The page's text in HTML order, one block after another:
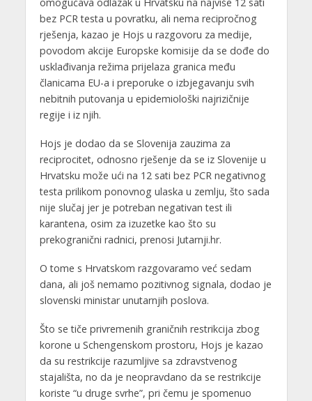
omogućava odlazak u Hrvatsku na najviše 12 sati
bez PCR testa u povratku, ali nema recipročnog
rješenja, kazao je Hojs u razgovoru za medije,
povodom akcije Europske komisije da se dođe do
usklađivanja režima prijelaza granica među
članicama EU-a i preporuke o izbjegavanju svih
nebitnih putovanja u epidemiološki najrizičnije
regije i iz njih.
Hojs je dodao da se Slovenija zauzima za
reciprocitet, odnosno rješenje da se iz Slovenije u
Hrvatsku može ući na 12 sati bez PCR negativnog
testa prilikom ponovnog ulaska u zemlju, što sada
nije slučaj jer je potreban negativan test ili
karantena, osim za izuzetke kao što su
prekogranični radnici, prenosi Jutarnji.hr.
O tome s Hrvatskom razgovaramo već sedam
dana, ali još nemamo pozitivnog signala, dodao je
slovenski ministar unutarnjih poslova.
Što se tiče privremenih graničnih restrikcija zbog
korone u Schengenskom prostoru, Hojs je kazao
da su restrikcije razumljive sa zdravstvenog
stajališta, no da je neopravdano da se restrikcije
koriste “u druge svrhe”, pri čemu je spomenuo